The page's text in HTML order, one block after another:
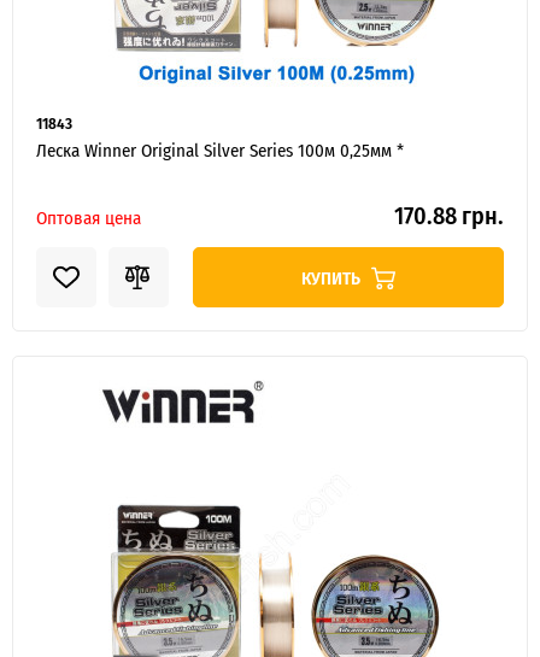
11843
Леска Winner Original Silver Series 100м 0,25мм *
Оптовая цена 170.88 грн.
КУПИТЬ